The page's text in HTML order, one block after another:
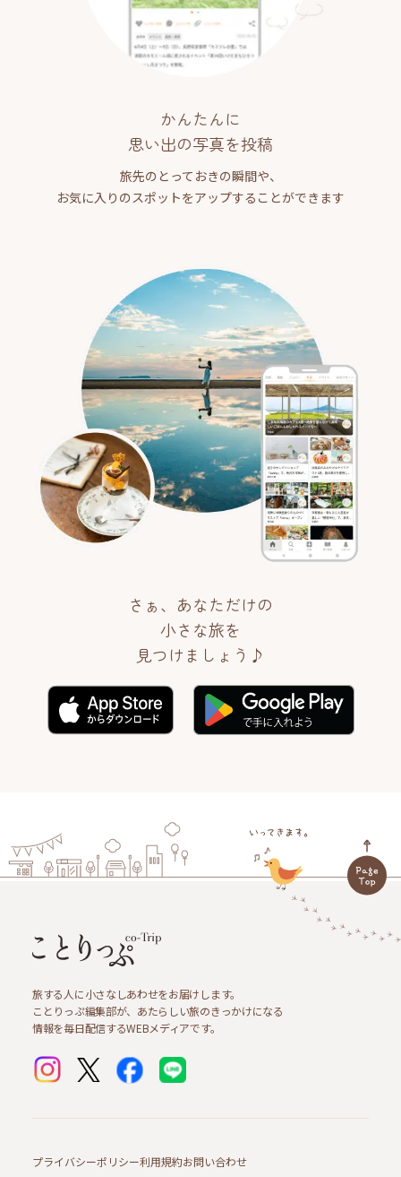
かんたんに
思い出の写真を投稿
旅先のとっておきの瞬間や、
お気に入りのスポットをアップすることができます
さぁ、あなただけの
小さな旅を
見つけましょう♪
旅する人に小さなしあわせをお届けします。
ことりっぷ編集部が、あたらしい旅のきっかけになる
情報を毎日配信するWEBメディアです。
プライバシーポリシー利用規約お問い合わせ